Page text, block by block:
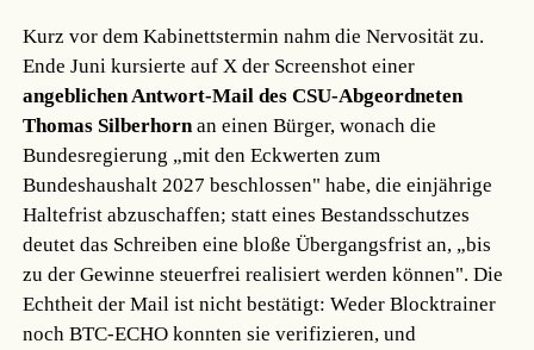
Kurz vor dem Kabinettstermin nahm die Nervosität zu.
Ende Juni kursierte auf X der Screenshot einer
angeblichen Antwort-Mail des CSU-Abgeordneten
Thomas Silberhornan einen Bürger, wonach die
Bundesregierung „mit den Eckwerten zum
Bundeshaushalt 2027 beschlossen" habe, die einjährige
Haltefrist abzuschaffen; statt eines Bestandsschutzes
deutet das Schreiben eine bloße Übergangsfrist an, „bis
zu der Gewinne steuerfrei realisiert werden können". Die
Echtheit der Mail ist nicht bestätigt: Weder Blocktrainer
noch BTC-ECHO konnten sie verifizieren, und